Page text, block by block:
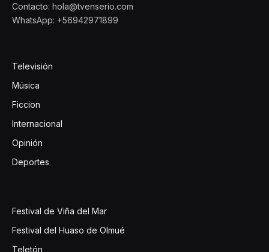
Contacto: hola@tvenserio.com
WhatsApp: +56942971899
Televisión
Música
Ficcion
Internacional
Opinión
Deportes
Festival de Viña del Mar
Festival del Huaso de Olmué
Teletón